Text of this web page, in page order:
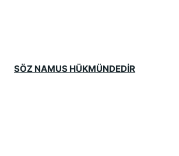
SÖZ NAMUS HÜKMÜNDEDİR